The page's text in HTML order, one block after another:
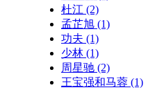
杜江 (2)
孟芷旭 (1)
功夫 (1)
少林 (1)
周星驰 (2)
王宝强和马蓉 (1)